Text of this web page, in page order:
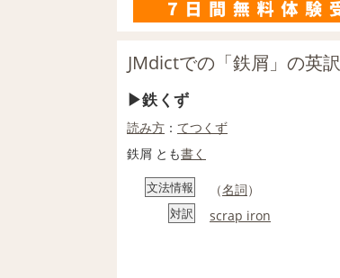
JMdictでの「鉄屑」の英訳
鉄くず
読み方 ： てつくず
鉄屑 とも書く
文法情報 （名詞）
対訳 scrap iron